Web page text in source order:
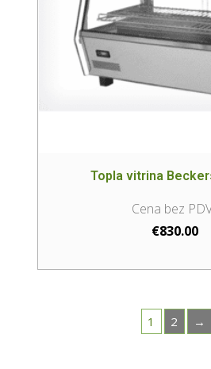
Topla vitrina
€830.00
1 2 →